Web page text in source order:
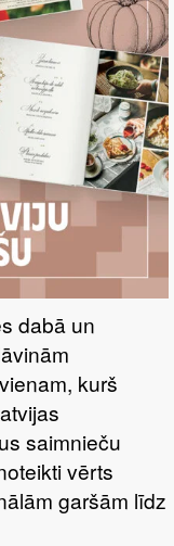
dabā un
kurš
saimnieču
vērts
garšām līdz